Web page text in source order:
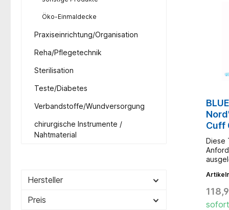
Öko-Einmaldecke
Praxiseinrichtung/Organisation
Reha/Pflegetechnik
Sterilisation
Teste/Diabetes
Verbandstoffe/Wundversorgung
chirurgische Instrumente /
Nahtmaterial
Hersteller
Preis
noch
Mark
(L x
100
Cuff
Diese